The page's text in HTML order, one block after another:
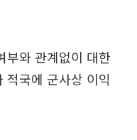
부와 관계없이 대한
적국에 군사상 이익